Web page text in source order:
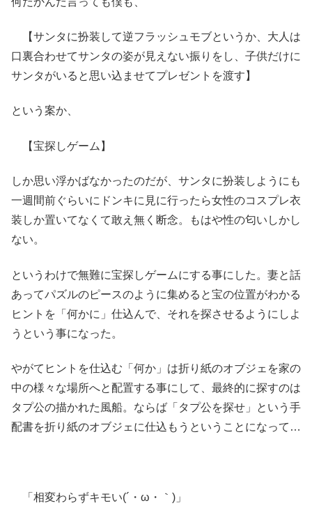
【サンタに扮装して逆フラッシュモブというか、大人は
口裏合わせてサンタの姿が見えない振りをし、子供だけに
サンタがいると思い込ませてプレゼントを渡す】
という案か、
【宝探しゲーム】
しか思い浮かばなかったのだが、サンタに扮装しようにも
一週間前ぐらいにドンキに見に行ったら女性のコスプレ衣
装しか置いてなくて敢え無く断念。もはや性の匂いしかし
ない。
というわけで無難に宝探しゲームにする事にした。妻と話
あってパズルのピースのように集めると宝の位置がわかる
ヒントを「何かに」仕込んで、それを探させるようにしよ
うという事になった。
やがてヒントを仕込む「何か」は折り紙のオブジェを家の
中の様々な場所へと配置する事にして、最終的に探すのは
タプ公の描かれた風船。ならば「タプ公を探せ」という手
配書を折り紙のオブジェに仕込もうということになって…
「相変わらずキモい(´・ω・｀)」